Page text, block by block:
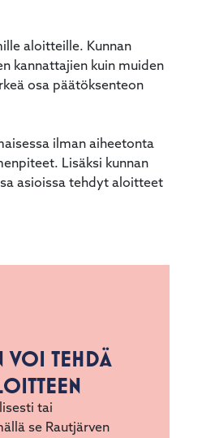
aloitteille. Kunnan
kannattajien kuin muiden
osa päätöksenteon
ilman aiheetonta
Lisäksi kunnan
asioissa tehdyt aloitteet
VOI TEHDÄ
tai
se Rautjärven